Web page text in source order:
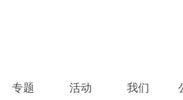
专题 活动 我们